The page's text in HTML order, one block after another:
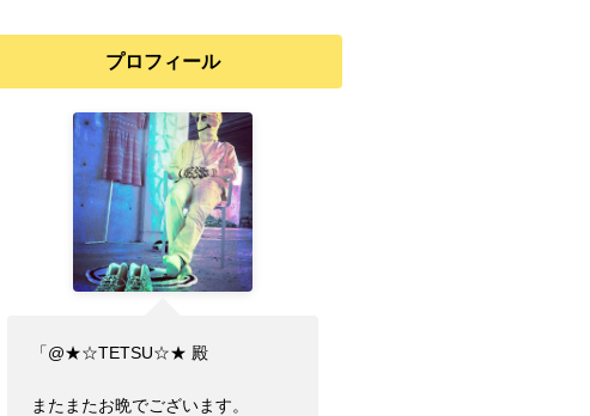
プロフィール
「@★☆TETSU☆★ 殿
またまたお晩でございます。